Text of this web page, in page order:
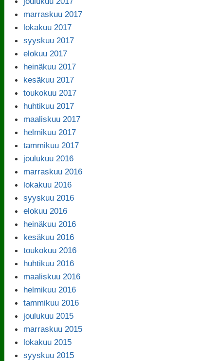
marraskuu 2017
lokakuu 2017
syyskuu 2017
elokuu 2017
heinäkuu 2017
kesäkuu 2017
toukokuu 2017
huhtikuu 2017
maaliskuu 2017
helmikuu 2017
tammikuu 2017
joulukuu 2016
marraskuu 2016
lokakuu 2016
syyskuu 2016
elokuu 2016
heinäkuu 2016
kesäkuu 2016
toukokuu 2016
huhtikuu 2016
maaliskuu 2016
helmikuu 2016
tammikuu 2016
joulukuu 2015
marraskuu 2015
lokakuu 2015
syyskuu 2015